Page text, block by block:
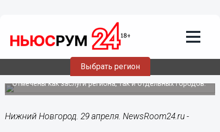
Выбрать регион
29.04.202511:08
Более 10 наград в сфере туризма
получила Нижегородская область
Отмечены как заслуги региона, так и отдельных городов.
Нижний Новгород. 29 апреля. NewsRoom24.ru -